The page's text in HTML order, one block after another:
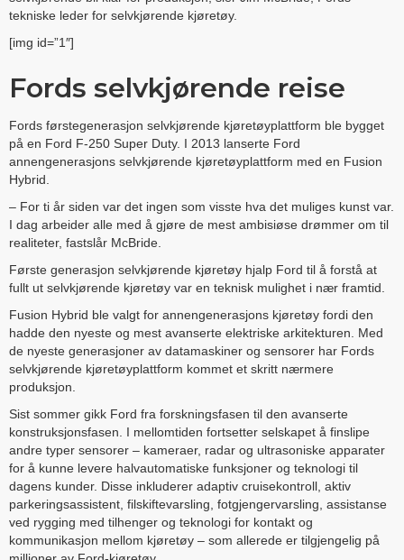
tekniske leder for selvkjørende kjøretøy.
[img id=”1″]
Fords selvkjørende reise
Fords førstegenerasjon selvkjørende kjøretøyplattform ble bygget
på en Ford F-250 Super Duty. I 2013 lanserte Ford
annengenerasjons selvkjørende kjøretøyplattform med en Fusion
Hybrid.
– For ti år siden var det ingen som visste hva det muliges kunst var.
I dag arbeider alle med å gjøre de mest ambisiøse drømmer om til
realiteter, fastslår McBride.
Første generasjon selvkjørende kjøretøy hjalp Ford til å forstå at
fullt ut selvkjørende kjøretøy var en teknisk mulighet i nær framtid.
Fusion Hybrid ble valgt for annengenerasjons kjøretøy fordi den
hadde den nyeste og mest avanserte elektriske arkitekturen. Med
de nyeste generasjoner av datamaskiner og sensorer har Fords
selvkjørende kjøretøyplattform kommet et skritt nærmere
produksjon.
Sist sommer gikk Ford fra forskningsfasen til den avanserte
konstruksjonsfasen. I mellomtiden fortsetter selskapet å finslipe
andre typer sensorer – kameraer, radar og ultrasoniske apparater
for å kunne levere halvautomatiske funksjoner og teknologi til
dagens kunder. Disse inkluderer adaptiv cruisekontroll, aktiv
parkeringsassistent, filskiftevarsling, fotgjengervarsling, assistanse
ved rygging med tilhenger og teknologi for kontakt og
kommunikasjon mellom kjøretøy – som allerede er tilgjengelig på